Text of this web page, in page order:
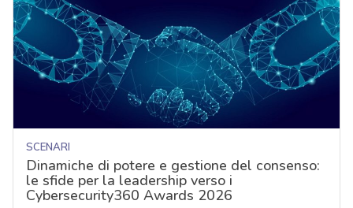
SCENARI
Dinamiche di potere e gestione del consenso:
le sfide per la leadership verso i
Cybersecurity360 Awards 2026